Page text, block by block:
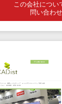
この会社につい
問い合わ